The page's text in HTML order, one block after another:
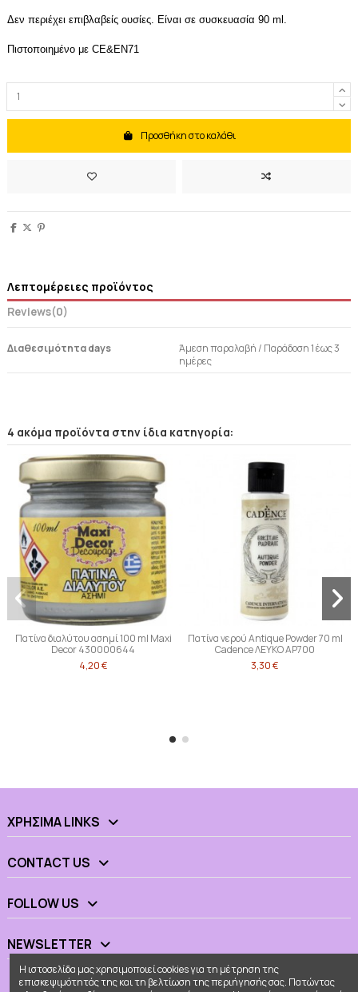
Δεν περιέχει επιβλαβείς ουσίες. Είναι σε συσκευασία 90 ml.
Πιστοποιημένο με CE&EN71
Προσθήκη στο καλάθι
Λεπτομέρειες προϊόντος
Reviews(0)
Διαθεσιμότητα days
Άμεση παραλαβή / Παράδoση 1 έως 3
ημέρες
4 ακόμα προϊόντα στην ίδια κατηγορία:
Πατίνα διαλύτου ασημί 100 ml Maxi
Decor 430000644
4,20 €
Πατίνα νερού Antique Powder 70 ml
Cadence ΛΕΥΚΟ AP700
3,30 €
ΧΡΉΣΙΜΑ LINKS
CONTACT US
FOLLOW US
NEWSLETTER
Η ιστοσελίδα μας χρησιμοποιεί cookies για τη μέτρηση της
επισκεψιμότητάς της και τη βελτίωση της περιήγησής σας. Πατώντας